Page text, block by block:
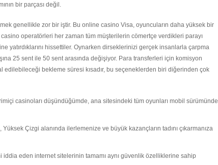
bir parçası değil.
genellikle zor bir iştir. Bu online casino Visa, oyuncuların daha yüksek bir
casino operatörleri her zaman tüm müşterilerin cömertçe verdikleri parayı
yatırdıklarını hissettiler. Oynarken dirseklerinizi gerçek insanlarla çarpma
25 sent ile 50 sent arasında değişiyor. Para transferleri için komisyon
edilebileceği bekleme süresi kısadır, bu seçeneklerden biri diğerinden çok
casinoları düşündüğümde, ana sitesindeki tüm oyunları mobil sürümünde
Çizgi alanında ilerlemenize ve büyük kazançların tadını çıkarmanıza
eden internet sitelerinin tamamı aynı güvenlik özelliklerine sahip